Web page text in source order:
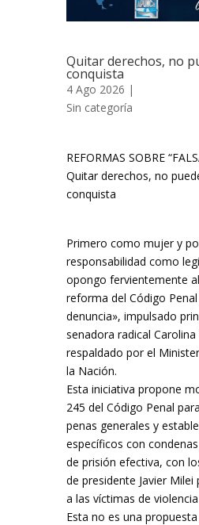
Quitar derechos, no
conquista
4 Ago 2026 |
Sin categoría
REFORMAS SOBRE
Quitar derechos, no
conquista
Primero como mujer y
responsabilidad como
opongo fervientemente
reforma del Código
denuncia», impulsado
senadora radical
respaldado por el
la Nación.
Esta iniciativa propone
245 del Código Penal
penas generales y
específicos con
de prisión efectiva, con
de presidente Javier Milei
a las víctimas de
Esta no es una